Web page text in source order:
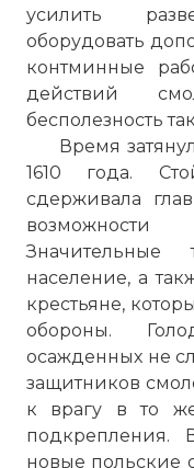
усилить
оборудовать
контминные
действий
бесполезность
Время
1610 года.
сдерживала
Значительные
население, а
крестьяне,
обороны.
осажденных не
защитников
к врагу в то
подкрепления.
новые польские